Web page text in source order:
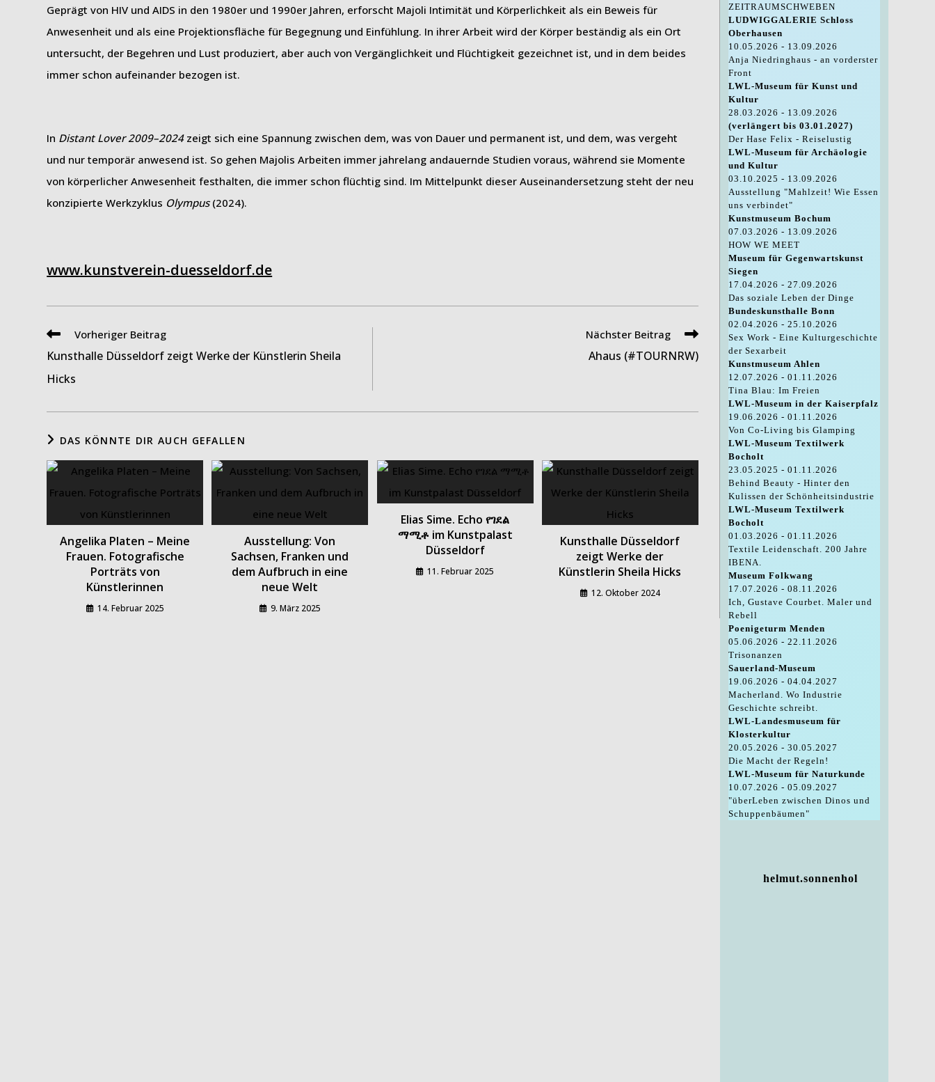
Geprägt von HIV und AIDS in den 1980er und 1990er Jahren, erforscht Majoli Intimität und Körperlichkeit als ein Beweis für
Anwesenheit und als eine Projektionsfläche für Begegnung und Einfühlung. In ihrer Arbeit wird der Körper beständig als ein Ort
untersucht, der Begehren und Lust produziert, aber auch von Vergänglichkeit und Flüchtigkeit gezeichnet ist, und in dem beides
immer schon aufeinander bezogen ist.
In Distant Lover 2009–2024zeigt sich eine Spannung zwischen dem, was von Dauer und permanent ist, und dem, was vergeht
und nur temporär anwesend ist. So gehen Majolis Arbeiten immer jahrelang andauernde Studien voraus, während sie Momente
von körperlicher Anwesenheit festhalten, die immer schon flüchtig sind. Im Mittelpunkt dieser Auseinandersetzung steht der neu
konzipierte Werkzyklus Olympus(2024).
www.kunstverein-duesseldorf.de
Weitere
ansehen
Vorheriger Beitrag
Kunsthalle Düsseldorf zeigt Werke der Künstlerin Sheila
Hicks
Nächster Beitrag
Ahaus (#TOURNRW)
DAS KÖNNTE DIR AUCH GEFALLEN
Angelika Platen – Meine
Frauen. Fotografische
Porträts von
Künstlerinnen
14. Februar 2025
Ausstellung: Von
Sachsen, Franken und
dem Aufbruch in eine
neue Welt
9. März 2025
Elias Sime. Echo የገደል
ማሚቶ im Kunstpalast
Düsseldorf
11. Februar 2025
Kunsthalle Düsseldorf
zeigt Werke der
Künstlerin Sheila Hicks
12. Oktober 2024
ZEITRAUMSCHWEBEN
LUDWIGGALERIE Schloss
Oberhausen
10.05.2026 - 13.09.2026
Anja Niedringhaus - an vorderster
Front
LWL-Museum für Kunst und
Kultur
28.03.2026 - 13.09.2026
(verlängert bis 03.01.2027)
Der Hase Felix - Reiselustig
LWL-Museum für Archäologie
und Kultur
03.10.2025 - 13.09.2026
Ausstellung "Mahlzeit! Wie Essen
uns verbindet"
Kunstmuseum Bochum
07.03.2026 - 13.09.2026
HOW WE MEET
Museum für Gegenwartskunst
Siegen
17.04.2026 - 27.09.2026
Das soziale Leben der Dinge
Bundeskunsthalle Bonn
02.04.2026 - 25.10.2026
Sex Work - Eine Kulturgeschichte
der Sexarbeit
Kunstmuseum Ahlen
12.07.2026 - 01.11.2026
Tina Blau: Im Freien
LWL-Museum in der Kaiserpfalz
19.06.2026 - 01.11.2026
Von Co-Living bis Glamping
LWL-Museum Textilwerk
Bocholt
23.05.2025 - 01.11.2026
Behind Beauty - Hinter den
Kulissen der Schönheitsindustrie
LWL-Museum Textilwerk
Bocholt
01.03.2026 - 01.11.2026
Textile Leidenschaft. 200 Jahre
IBENA.
Museum Folkwang
17.07.2026 - 08.11.2026
Ich, Gustave Courbet. Maler und
Rebell
Poenigeturm Menden
05.06.2026 - 22.11.2026
Trisonanzen
Sauerland-Museum
19.06.2026 - 04.04.2027
Macherland. Wo Industrie
Geschichte schreibt.
LWL-Landesmuseum für
Klosterkultur
20.05.2026 - 30.05.2027
Die Macht der Regeln!
LWL-Museum für Naturkunde
10.07.2026 - 05.09.2027
"überLeben zwischen Dinos und
Schuppenbäumen"
helmut.sonnenhol